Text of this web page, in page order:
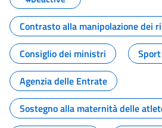
Contrasto alla manipolazione dei
Consiglio dei ministri
Agenzia delle Entrate
Sostegno alla maternità delle